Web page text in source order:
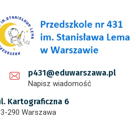
p431@eduwarszawa.pl
Napisz wiadomość
Kartograficzna 6
290 Warszawa